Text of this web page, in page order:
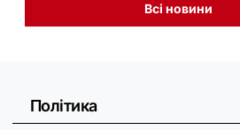
Всі новини
Політика